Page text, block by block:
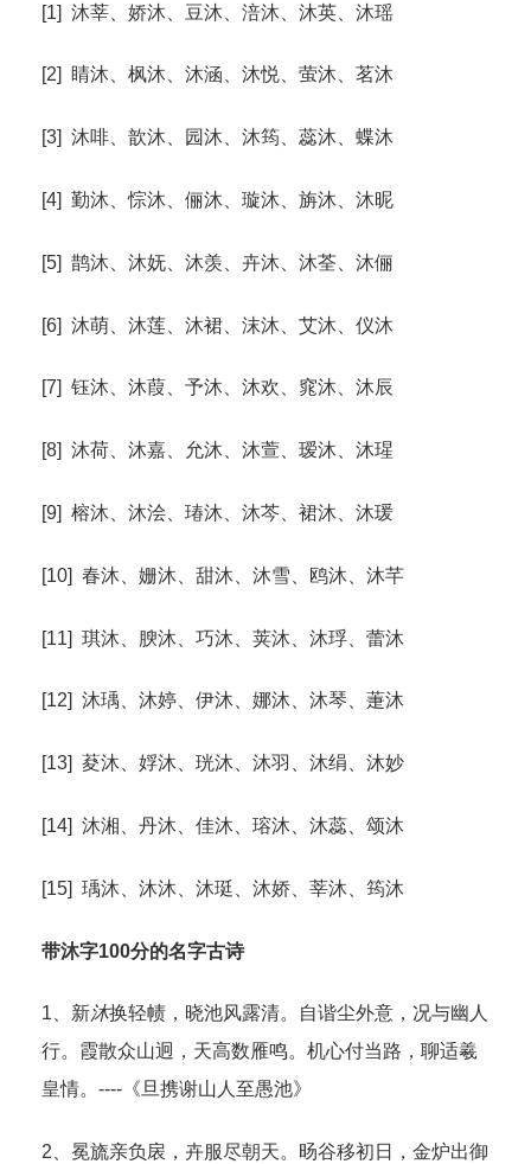
[1] 沐莘、娇沐、豆沐、涪沐、沐英、沐瑶
[2] 睛沐、枫沐、沐涵、沐悦、萤沐、茗沐
[3] 沐啡、歆沐、园沐、沐筠、蕊沐、蝶沐
[4] 勤沐、悰沐、俪沐、璇沐、旃沐、沐昵
[5] 鹊沐、沐妩、沐羡、卉沐、沐荃、沐俪
[6] 沐萌、沐莲、沐裙、沫沐、艾沐、仪沐
[7] 钰沐、沐葭、予沐、沐欢、窕沐、沐辰
[8] 沐荷、沐嘉、允沐、沐萱、瑷沐、沐瑆
[9] 榕沐、沐浍、瑃沐、沐芩、裙沐、沐瑗
[10] 春沐、姗沐、甜沐、沐雪、鸥沐、沐芊
[11] 琪沐、腴沐、巧沐、荚沐、沐琈、蕾沐
[12] 沐瑀、沐婷、伊沐、娜沐、沐琴、萐沐
[13] 荾沐、娐沐、珖沐、沐羽、沐绢、沐妙
[14] 沐湘、丹沐、佳沐、瑢沐、沐蕊、颂沐
[15] 瑀沐、沐沐、沐珽、沐娇、莘沐、筠沐
带沐字100分的名字古诗
1、新沐换轻帻，晓池风露清。自谐尘外意，况与幽人
行。霞散众山迥，天高数雁鸣。机心付当路，聊适羲
皇情。----《旦携谢山人至愚池》
2、冕旒亲负扆，卉服尽朝天。旸谷移初日，金炉出御